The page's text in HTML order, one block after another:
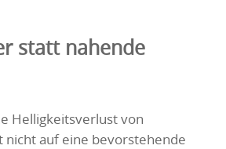
statt nahende
Helligkeitsverlust von
nicht auf eine bevorstehende